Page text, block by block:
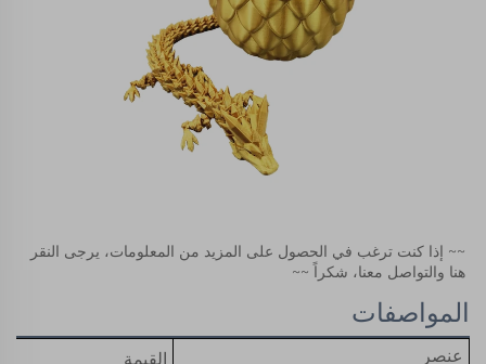
هنا والتواصل معنا، شكراً ~~
المواصفات
عنصر القيمة